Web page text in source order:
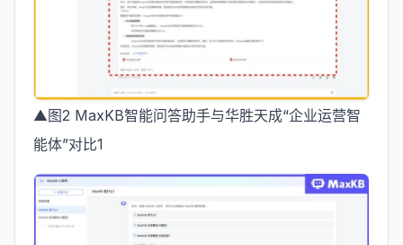
▲图2 MaxKB智能问答助手与华胜天成“企业运营智
能体”对比1